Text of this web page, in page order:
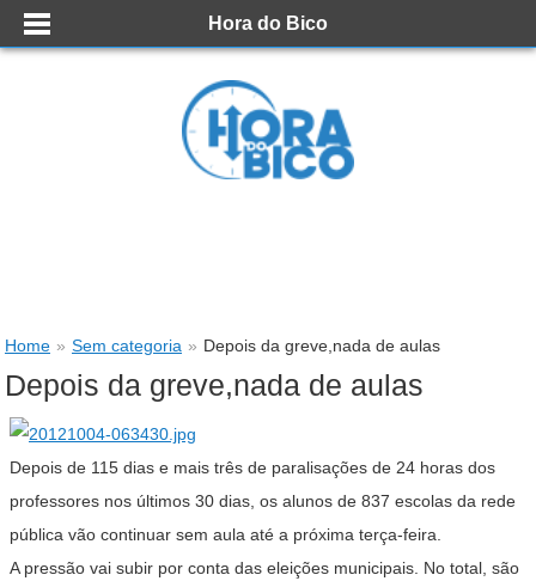
Hora do Bico
Home » Sem categoria » Depois da greve,nada de aulas
Depois da greve,nada de aulas
Depois de 115 dias e mais três de paralisações de 24 horas dos
professores nos últimos 30 dias, os alunos de 837 escolas da rede
pública vão continuar sem aula até a próxima terça-feira.
A pressão vai subir por conta das eleições municipais. No total, são